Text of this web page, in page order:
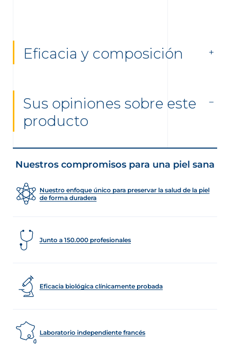
Eficacia y composición
Sus opiniones sobre este
producto
Nuestros compromisos para una piel sana
Nuestro enfoque único para preservar la salud de la piel
de forma duradera
Junto a 150.000 profesionales
Eficacia biológica clínicamente probada
Laboratorio independiente francés